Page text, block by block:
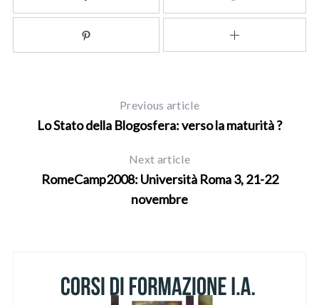
Previous article
Lo Stato della Blogosfera: verso la maturità ?
Next article
RomeCamp2008: Università Roma 3, 21-22
novembre
c